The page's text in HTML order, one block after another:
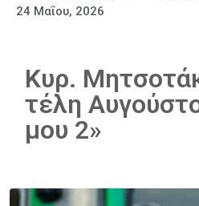
24 Μαΐου, 2026
Κυρ.
τέλη
μου 2»